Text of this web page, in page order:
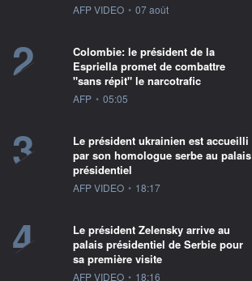
information fournie par
AFP VIDEO • 07 août
2
Colombie: le président de la
Espriella promet de combattre
"sans répit" le narcotrafic
information fournie par
AFP • 05:05
3
Le président ukrainien est accueilli
par son homologue serbe au palais
présidentiel
information fournie par
AFP VIDEO • 18:17
4
Le président Zelensky arrive au
palais présidentiel de Serbie pour
sa première visite
information fournie par
AFP VIDEO • 18:16